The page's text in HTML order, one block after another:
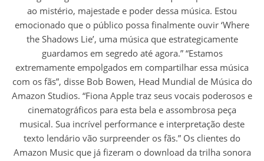
ao mistério, majestade e poder dessa música. Estou
emocionado que o público possa finalmente ouvir ‘Where
the Shadows Lie’, uma música que estrategicamente
guardamos em segredo até agora.” “Estamos
extremamente empolgados em compartilhar essa música
com os fãs”, disse Bob Bowen, Head Mundial de Música do
Amazon Studios. “Fiona Apple traz seus vocais poderosos e
cinematográficos para esta bela e assombrosa peça
musical. Sua incrível performance e interpretação deste
texto lendário vão surpreender os fãs.” Os clientes do
Amazon Music que já fizeram o download da trilha sonora